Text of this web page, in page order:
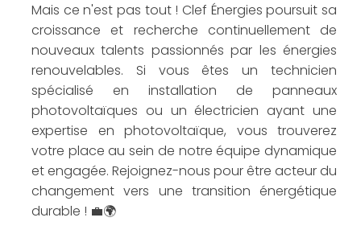
Mais ce n'est pas tout ! Clef Énergies poursuit sa
croissance et recherche continuellement de
nouveaux talents passionnés par les énergies
renouvelables. Si vous êtes un technicien
spécialisé en installation de panneaux
photovoltaïques ou un électricien ayant une
expertise en photovoltaïque, vous trouverez
votre place au sein de notre équipe dynamique
et engagée. Rejoignez-nous pour être acteur du
changement vers une transition énergétique
durable ! 💼🌍